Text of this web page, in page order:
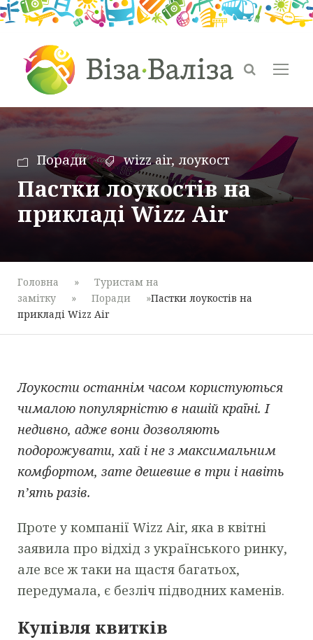
Поради wizz air, лоукост
Пастки лоукостів на
прикладі Wizz Air
Головна »
Туристам на
замітку
» Поради »Пастки лоукостів на
прикладі Wizz Air
Лоукости останнім часом користуються
чималою популярністю в нашій країні. І
недивно, адже вони дозволяють
подорожувати, хай і не з максимальним
комфортом, зате дешевше в три і навіть
п’ять разів.
Проте у компанії Wizz Air, яка в квітні
заявила про відхід з українського ринку,
але все ж таки на щастя багатьох,
передумала, є безліч підводних каменів.
Купівля квитків